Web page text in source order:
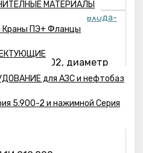
МАТЕРИАЛЫ
Краны ПЭ+ Фланцы
для АЗС и нефтобаз
5.900-2 и нажимной Серия
017.000-02, диаметр
корпуса- DN273